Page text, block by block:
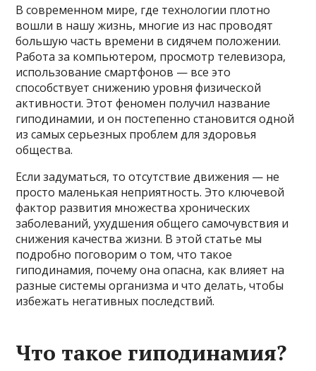
В современном мире, где технологии плотно
вошли в нашу жизнь, многие из нас проводят
большую часть времени в сидячем положении.
Работа за компьютером, просмотр телевизора,
использование смартфонов — все это
способствует снижению уровня физической
активности. Этот феномен получил название
гиподинамии, и он постепенно становится одной
из самых серьезных проблем для здоровья
общества.
Если задуматься, то отсутствие движения — не
просто маленькая неприятность. Это ключевой
фактор развития множества хронических
заболеваний, ухудшения общего самочувствия и
снижения качества жизни. В этой статье мы
подробно поговорим о том, что такое
гиподинамия, почему она опасна, как влияет на
разные системы организма и что делать, чтобы
избежать негативных последствий.
Что такое гиподинамия?